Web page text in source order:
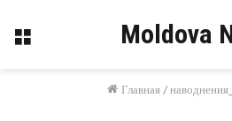
Меню Moldova
Главная /